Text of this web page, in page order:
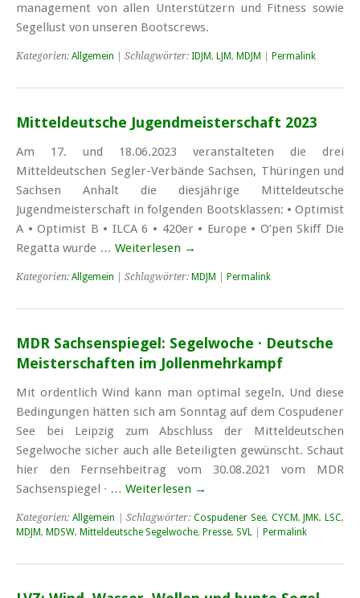
ma­nage­ment von al­len Un­ter­stüt­zern und Fit­ness so­wie
Se­gel­lust von un­se­ren Boots­crews.
Kategorien: Allgemein | Schlagwörter: IDJM, LJM, MDJM Permalink
Mitteldeutsche Jugendmeisterschaft 2023
Am 17. und 18.06.2023 veranstalteten die drei
Mitteldeutschen Segler-Verbände Sachsen, Thüringen und
Sachsen Anhalt die diesjährige Mitteldeutsche
Jugendmeisterschaft in folgenden Bootsklassen: • Optimist
A • Optimist B • ILCA 6 • 420er • Europe • O’pen Skiff Die
Re­gat­ta wur­de … Weiterlesen →
Kategorien: Allgemein | Schlagwörter: MDJM Permalink
MDR Sachsenspiegel: Segelwoche · Deutsche
Meisterschaften im Jollenmehrkampf
Mit ordentlich Wind kann man optimal segeln. Und diese
Bedingungen hätten sich am Sonntag auf dem Cospudener
See bei Leipzig zum Abschluss der Mitteldeutschen
Segelwoche sicher auch alle Beteiligten gewünscht. Schaut
hier den Fernsehbeitrag vom 30.08.2021 vom MDR
Sachsenspiegel ∙ … Weiterlesen →
Kategorien: Allgemein | Schlagwörter: Cospudener See, CYCM, JMK, LSC,
MDJM, MDSW, Mitteldeutsche Segelwoche, Presse, SVL Permalink